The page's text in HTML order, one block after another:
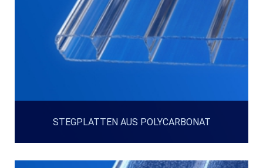
STEGPLATTEN AUS POLYCARBONAT